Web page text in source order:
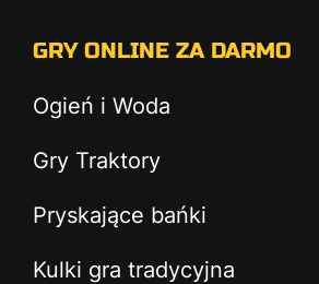
GRY ONLINE ZA DARMO
Ogień i Woda
Gry Traktory
Pryskające bańki
Kulki gra tradycyjna